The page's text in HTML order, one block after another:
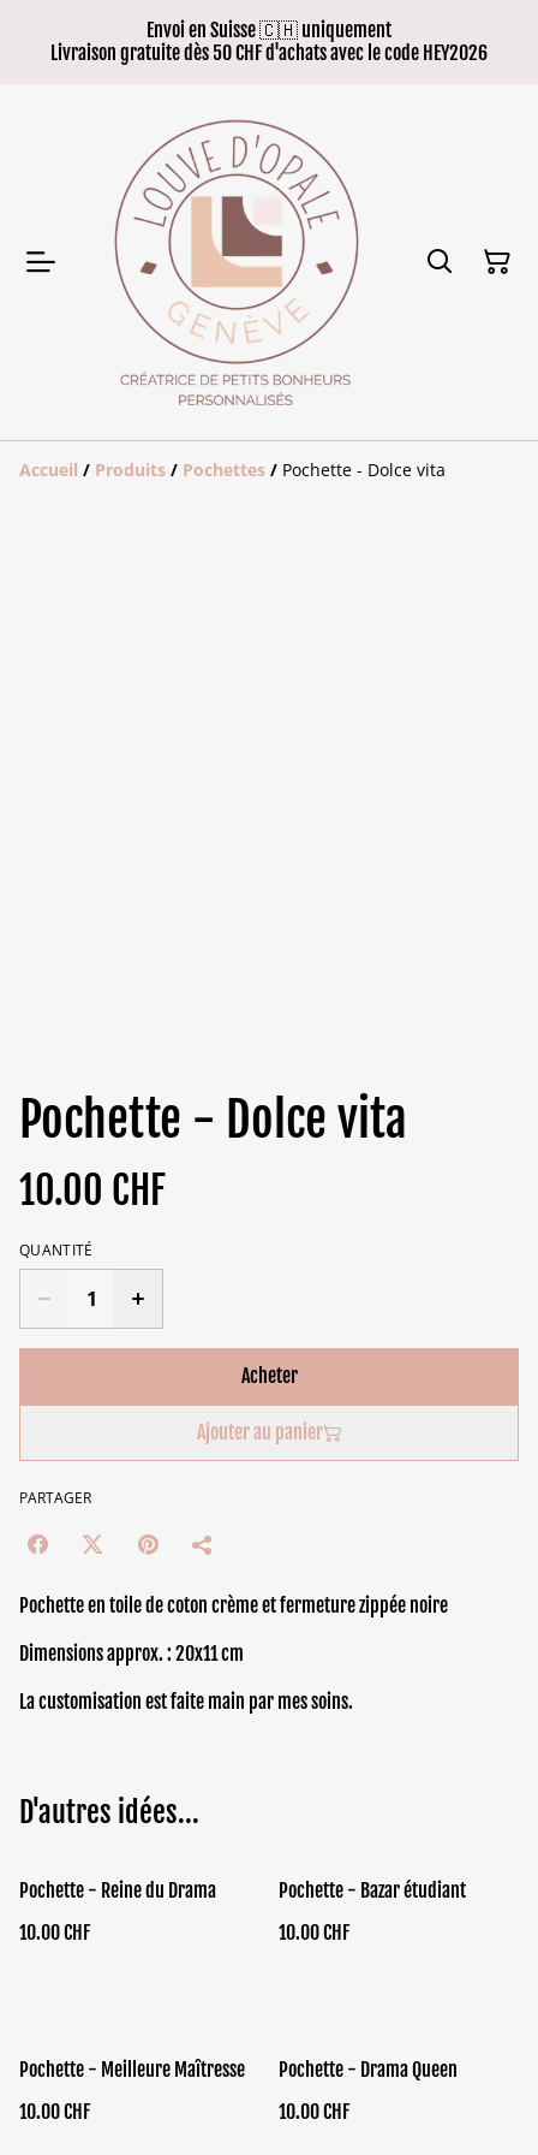
Envoi en Suisse 🇨🇭 uniquement
Livraison gratuite dès 50 CHF d'achats avec le code HEY2026
Accueil / Produits / Pochettes / Pochette - Dolce vita
Pochette - Dolce vita
10.00 CHF
QUANTITÉ
Acheter
Ajouter au panier
PARTAGER
Pochette en toile de coton crème et fermeture zippée noire
Dimensions approx. : 20x11 cm
La customisation est faite main par mes soins.
D'autres idées...
Pochette - Reine du Drama
10.00 CHF
Pochette - Bazar étudiant
10.00 CHF
Pochette - Meilleure Maîtresse
10.00 CHF
Pochette - Drama Queen
10.00 CHF